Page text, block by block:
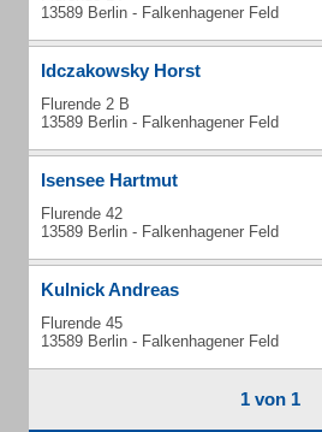
13589 Berlin - Falkenhagener Feld
Idczakowsky Horst
Flurende 2 B
13589 Berlin - Falkenhagener Feld
Isensee Hartmut
Flurende 42
13589 Berlin - Falkenhagener Feld
Kulnick Andreas
Flurende 45
13589 Berlin - Falkenhagener Feld
1 von 1